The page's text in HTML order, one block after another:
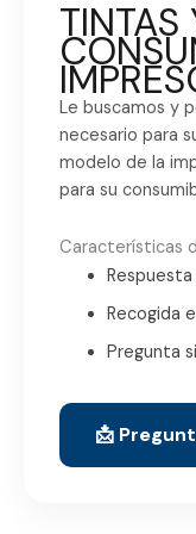
TINTAS
Le buscamos y
necesario para
modelo de la
para su
Características
Recogida
Pregunta
📩